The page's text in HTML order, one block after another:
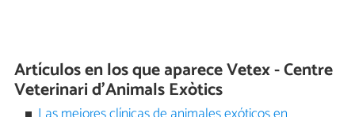
Artículos en los que aparece Vetex - Centre
Veterinari d'Animals Exòtics